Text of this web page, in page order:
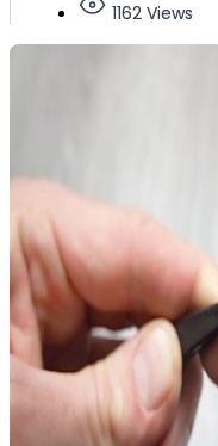
1162 Views